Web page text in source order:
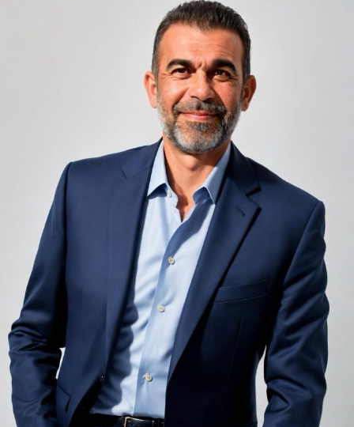
Camerele de hotel sunt, prin natura lor, spații apropiate
unele de altele, separate de pereți care nu pot fi făcuți
infinit de groși din motive practice și economice.
Zgomotul pașilor din camera de sus sau din coridorul
adiacent rămâne una dintre cele mai frecvente
nemulțumiri semnalate de oaspeți în recenziile online,
chiar și la unități altfel apreciate pentru servicii și
locație. De multe ori, oaspeții nu identifică pardoseala
drept sursa reală a problemei, ci descriu simplu senzația
de spațiu zgomotos sau agitat.
Pardoseala joacă un rol important în absorbția acestor
sunete, mai ales în zonele de trecere frecventă dintre
cameră și baie sau dintre pat și fereastră. Un material cu
proprietăți fonoabsorbante bune reduce transmiterea
zgomotului către camerele vecine și către etajele
inferioare, un aspect esențial mai ales în clădirile mai
vechi, cu structuri care nu au fost proiectate inițial
pentru izolare fonică performantă.
Rotația rapidă a oaspeților cere